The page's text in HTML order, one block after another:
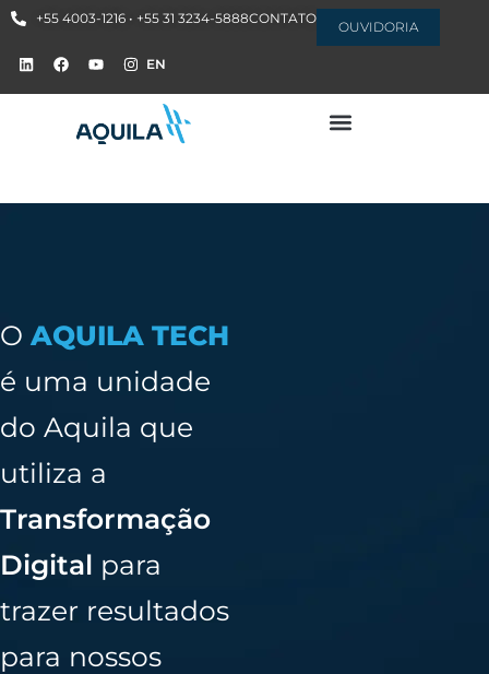
+55 4003-1216 • +55 31 3234-5888CONTATO
OUVIDORIA
EN
O AQUILA TECH
é uma unidade
do Aquila que
utiliza a
Transformação
Digital para
trazer resultados
para nossos